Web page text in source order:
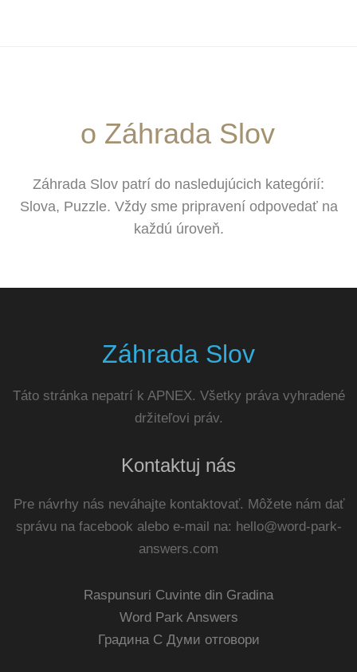
o Záhrada Slov
Záhrada Slov patrí do nasledujúcich kategórií:
Slova, Puzzle. Vždy sme pripravení odpovedať na
každú úroveň.
Záhrada Slov
Táto stránka nepatrí k APNEX. Všetky práva vyhradené
držiteľovi práv.
Kontaktuj nás
Pre návrhy nás neváhajte kontaktovať. Môžete nám dať
správu na facebook alebo e-mail na: hello@word-park-
answers.com
Raspunsuri Cuvinte din Gradina
Word Park Answers
Градина С Думи отговори